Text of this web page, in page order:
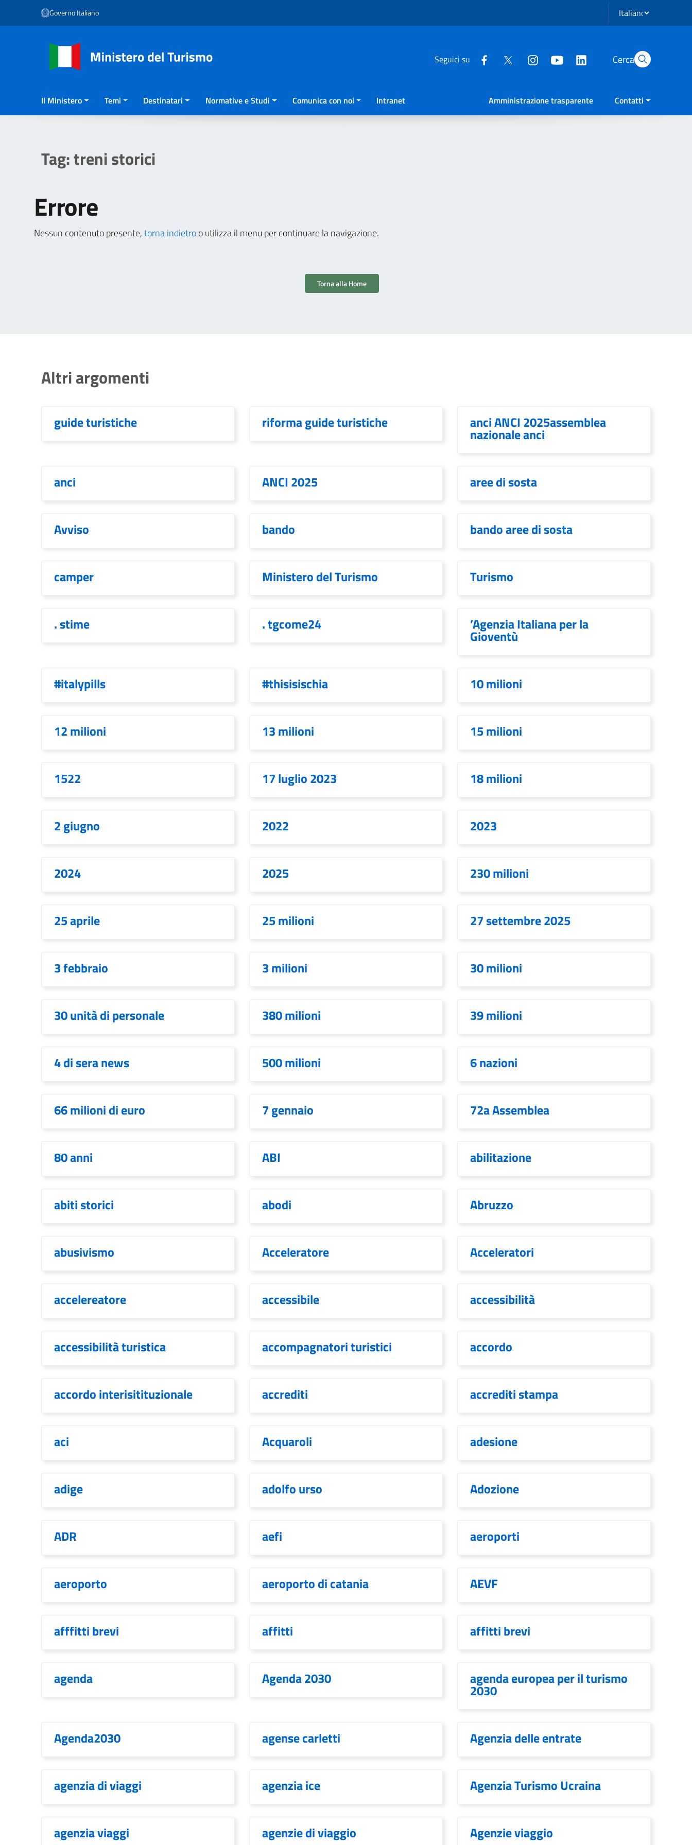
Vai ai contenuti
Vai al menu di navigazione
Governo Italiano Seleziona lingua
Seguici su Cerca
Il Ministero Temi Destinatari Normative e Studi Comunica con noi Intranet Amministrazione trasparente Contatti
Tag:treni storici
Errore
Nessun contenuto presente,torna indietroo utilizza il menu per continuare la navigazione.
Torna alla Home
Altri argomenti
guide turistiche riforma guide turistiche anci ANCI 2025assemblea
nazionale anci
anci ANCI 2025 aree di sosta
Avviso bando bando aree di sosta
camper Ministero del Turismo Turismo
. stime . tgcome24 ’Agenzia Italiana per la
Gioventù
#italypills #thisisischia 10 milioni
12 milioni 13 milioni 15 milioni
1522 17 luglio 2023 18 milioni
2 giugno 2022 2023
2024 2025 230 milioni
25 aprile 25 milioni 27 settembre 2025
3 febbraio 3 milioni 30 milioni
30 unità di personale 380 milioni 39 milioni
4 di sera news 500 milioni 6 nazioni
66 milioni di euro 7 gennaio 72a Assemblea
80 anni ABI abilitazione
abiti storici abodi Abruzzo
abusivismo Acceleratore Acceleratori
accelereatore accessibile accessibilità
accessibilità turistica accompagnatori turistici accordo
accordo interisitituzionale accrediti accrediti stampa
aci Acquaroli adesione
adige adolfo urso Adozione
ADR aefi aeroporti
aeroporto aeroporto di catania AEVF
afffitti brevi affitti affitti brevi
agenda Agenda 2030 agenda europea per il turismo
2030
Agenda2030 agense carletti Agenzia delle entrate
agenzia di viaggi agenzia ice Agenzia Turismo Ucraina
agenzia viaggi agenzie di viaggio Agenzie viaggio